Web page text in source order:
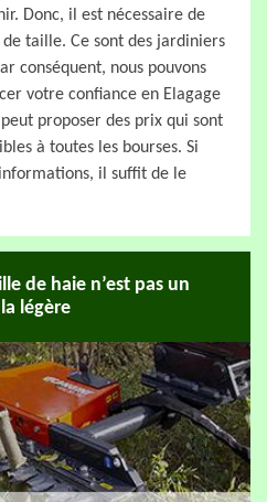
Donc, il est nécessaire de
taille. Ce sont des jardiniers
conséquent, nous pouvons
votre confiance en Elagage
proposer des prix qui sont
à toutes les bourses. Si
il suffit de le
de haie n’est pas un
légère